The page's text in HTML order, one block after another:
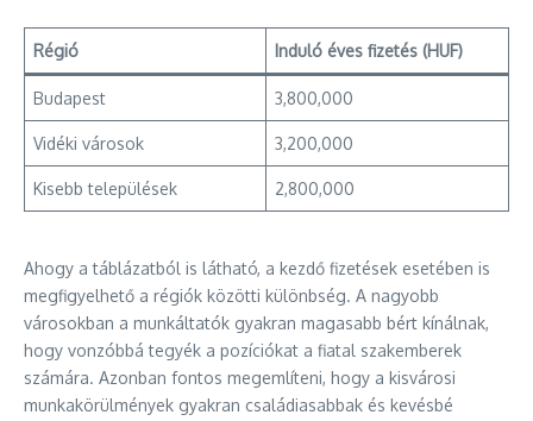
Régió Induló éves fizetés (HUF)
Budapest 3,800,000
Vidéki városok 3,200,000
Kisebb települések 2,800,000
Ahogy a táblázatból is látható, a kezdő fizetések esetében is
megfigyelhető a régiók közötti különbség. A nagyobb
városokban a munkáltatók gyakran magasabb bért kínálnak,
hogy vonzóbbá tegyék a pozíciókat a fiatal szakemberek
számára. Azonban fontos megemlíteni, hogy a kisvárosi
munkakörülmények gyakran családiasabbak és kevésbé